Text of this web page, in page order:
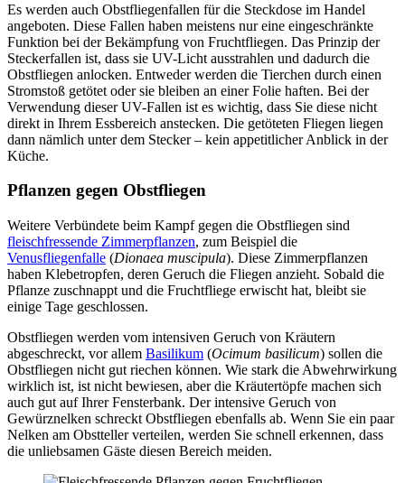
Es werden auch Obstfliegenfallen für die Steckdose im Handel
angeboten. Diese Fallen haben meistens nur eine eingeschränkte
Funktion bei der Bekämpfung von Fruchtfliegen. Das Prinzip der
Steckerfallen ist, dass sie UV-Licht ausstrahlen und dadurch die
Obstfliegen anlocken. Entweder werden die Tierchen durch einen
Stromstoß getötet oder sie bleiben an einer Folie haften. Bei der
Verwendung dieser UV-Fallen ist es wichtig, dass Sie diese nicht
direkt in Ihrem Essbereich anstecken. Die getöteten Fliegen liegen
dann nämlich unter dem Stecker – kein appetitlicher Anblick in der
Küche.
Pflanzen gegen Obstfliegen
Weitere Verbündete beim Kampf gegen die Obstfliegen sind
fleischfressende Zimmerpflanzen, zum Beispiel die
Venusfliegenfalle (Dionaea muscipula). Diese Zimmerpflanzen
haben Klebetropfen, deren Geruch die Fliegen anzieht. Sobald die
Pflanze zuschnappt und die Fruchtfliege erwischt hat, bleibt sie
einige Tage geschlossen.
Obstfliegen werden vom intensiven Geruch von Kräutern
abgeschreckt, vor allem Basilikum (Ocimum basilicum) sollen die
Obstfliegen nicht gut riechen können. Wie stark die Abwehrwirkung
wirklich ist, ist nicht bewiesen, aber die Kräutertöpfe machen sich
auch gut auf Ihrer Fensterbank. Der intensive Geruch von
Gewürznelken schreckt Obstfliegen ebenfalls ab. Wenn Sie ein paar
Nelken am Obstteller verteilen, werden Sie schnell erkennen, dass
die unliebsamen Gäste diesen Bereich meiden.